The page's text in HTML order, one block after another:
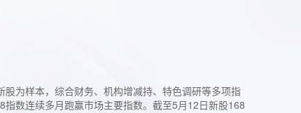
为样本，综合财务、机构增减持、特色调研等多项指
数连续多月跑赢市场主要指数。截至5月12日新股168